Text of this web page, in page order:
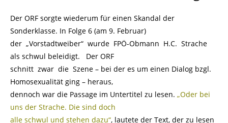
Der ORF sorgte wiederum für einen Skandal der
Sonderklasse. In Folge 6 (am 9. Februar)
der „Vorstadtweiber“ wurde FPÖ-Obmann H.C. Strache
als schwul beleidigt. Der ORF
schnitt zwar die Szene – bei der es um einen Dialog bzgl.
Homosexualität ging – heraus,
dennoch war die Passage im Untertitel zu lesen. „Oder bei
uns der Strache. Die sind doch
alle schwul und stehen dazu“, lautete der Text, der zu lesen